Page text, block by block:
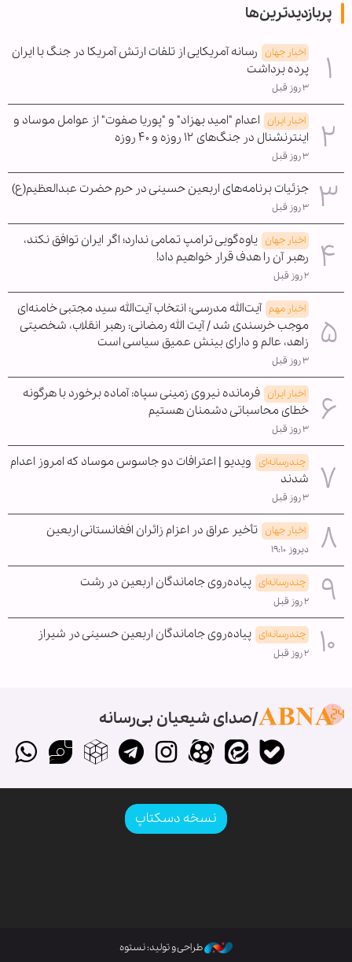
پربازدیدترین‌ها
اخبار جهان رسانه آمریکایی از تلفات ارتش آمریکا در جنگ با ایران
پرده برداشت
۳ روز قبل
اخبار ایران اعدام "امید بهزاد" و "پوریا صفوت" از عوامل موساد و
اینترنشنال در جنگ‌های ۱۲ روزه و ۴۰ روزه
۳ روز قبل
جزئیات برنامه‌های اربعین حسینی در حرم حضرت عبدالعظیم(ع)
۳ روز قبل
اخبار جهان یاوه‌گویی ترامپ تمامی ندارد؛ اگر ایران توافق نکند،
رهبر آن را هدف قرار خواهیم داد!
۲ روز قبل
اخبار مهم آیت‌الله مدرسی: انتخاب آیت‌الله سید مجتبی خامنه‌ای
موجب خرسندی شد / آیت الله رمضانی: رهبر انقلاب، شخصیتی
زاهد، عالم و دارای بینش عمیق سیاسی است
۳ روز قبل
اخبار ایران فرمانده نیروی زمینی سپاه: آماده برخورد با هرگونه
خطای محاسباتی دشمنان هستیم
۳ روز قبل
چندرسانه‌ای ویدیو | اعترافات دو جاسوس موساد که امروز اعدام
شدند
۳ روز قبل
اخبار جهان تأخیر عراق در اعزام زائران افغانستانی اربعین
دیروز ۱۹:۱۰
چندرسانه‌ای پیاده‌روی جاماندگان اربعین در رشت
۲ روز قبل
چندرسانه‌ای پیاده‌روی جاماندگان اربعین حسینی در شیراز
۲ روز قبل
صدای شیعیان بی‌رسانه
نسخه دسکتاپ
طراحی و تولید: نستوه